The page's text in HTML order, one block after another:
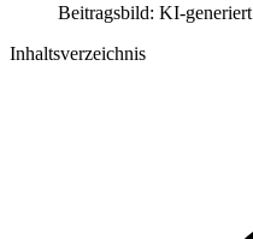
Beitragsbild: KI-generiert
Inhaltsverzeichnis